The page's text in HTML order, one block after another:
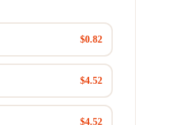
$0.82
$4.52
$4.52